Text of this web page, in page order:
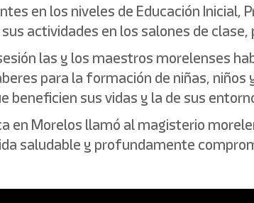
en los niveles de Educación Inicial,
actividades en los salones de
las y los maestros morelenses
para la formación de niñas,
beneficien sus vidas y la de sus
en Morelos llamó al magisterio
saludable y profundamente